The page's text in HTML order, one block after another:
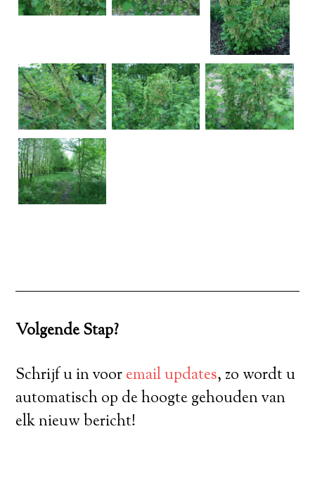
Volgende Stap?
Schrijf u in vooremail updates, zo wordt u
automatisch op de hoogte gehouden van
elk nieuw bericht!